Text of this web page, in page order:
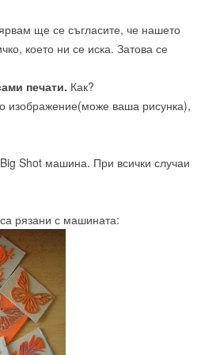
ще се съгласите, че нашето
което ни се иска. Затова се
печати. Как?
изображение(може ваша рисунка),
Shot машина. При всички случаи
рязани с машината: